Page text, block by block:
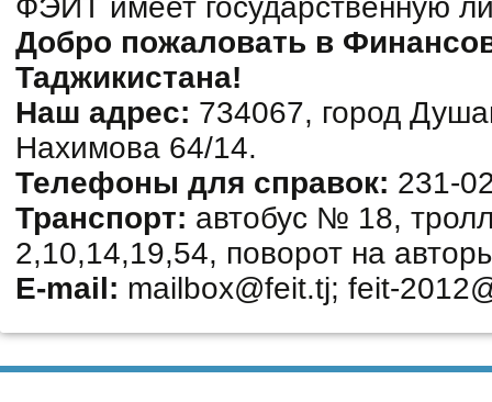
ФЭИТ имеет государственную
Добро пожаловать в
Таджикистана!
Наш адрес: 734067, город
Нахимова 64/14.
Телефоны для справок: 231-
Транспорт: автобус № 18,
2,10,14,19,54, поворот на
E-mail: mailbox@feit.tj; feit-